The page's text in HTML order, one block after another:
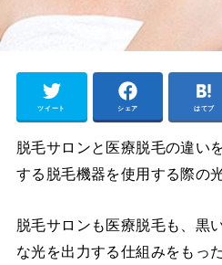
ツイート シェア はてブ
脱毛サロンと医療脱毛の違い
する脱毛機器を使用する際の
脱毛サロンも医療脱毛も、黒
な光を出力する仕組みをもっ